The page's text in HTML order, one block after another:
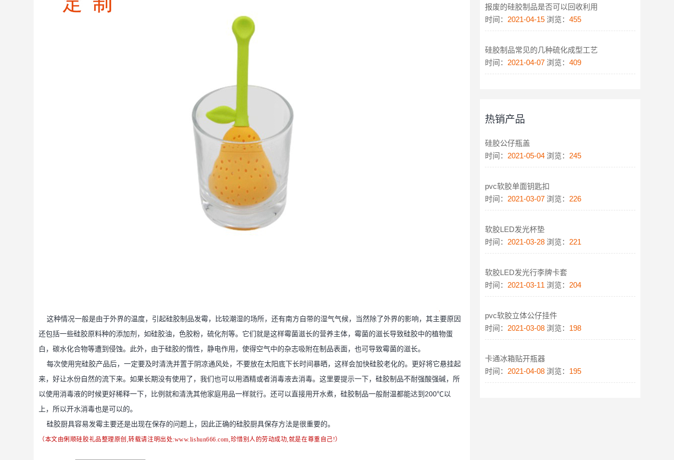
这种情况一般是由于外界的温度，引起硅胶制品发霉，比较潮湿的场所，还有南方自带的湿气气候，当然除了外界的影响，其主要原因
还包括一些硅胶原料种的添加剂，如硅胶油，色胶粉，硫化剂等。它们就是这样霉菌滋长的营养主体，霉菌的滋长导致硅胶中的植物蛋
白，碳水化合物等遭到侵蚀。此外，由于硅胶的惰性，静电作用，使得空气中的杂志吸附在制品表面，也可导致霉菌的滋长。
每次使用完硅胶产品后，一定要及时清洗并置于阴凉通风处，不要放在太阳底下长时间暴晒，这样会加快硅胶老化的。更好将它悬挂起
来，好让水份自然的流下来。如果长期没有使用了，我们也可以用酒精或者消毒液去消毒。这里要提示一下，硅胶制品不耐强酸强碱，所
以使用消毒液的时候更好稀释一下，比例就和清洗其他家庭用品一样就行。还可以直接用开水煮，硅胶制品一般耐温都能达到200℃以
上，所以开水消毒也是可以的。
硅胶厨具容易发霉主要还是出现在保存的问题上，因此正确的硅胶厨具保存方法是很重要的。
（本文由俐顺硅胶礼品整理原创,转载请注明出处:www.lishun666.com,珍惜别人的劳动成功,就是在尊重自己!）
报废的硅胶制品是否可以回收利用
时间： 2021-04-15浏览： 455
硅胶制品常见的几种硫化成型工艺
时间： 2021-04-07浏览： 409
热销产品
硅胶公仔瓶盖
时间： 2021-05-04浏览： 245
pvc软胶单面钥匙扣
时间： 2021-03-07浏览： 226
软胶LED发光杯垫
时间： 2021-03-28浏览： 221
软胶LED发光行李牌卡套
时间： 2021-03-11 浏览： 204
pvc软胶立体公仔挂件
时间： 2021-03-08浏览： 198
卡通冰箱贴开瓶器
时间： 2021-04-08浏览： 195